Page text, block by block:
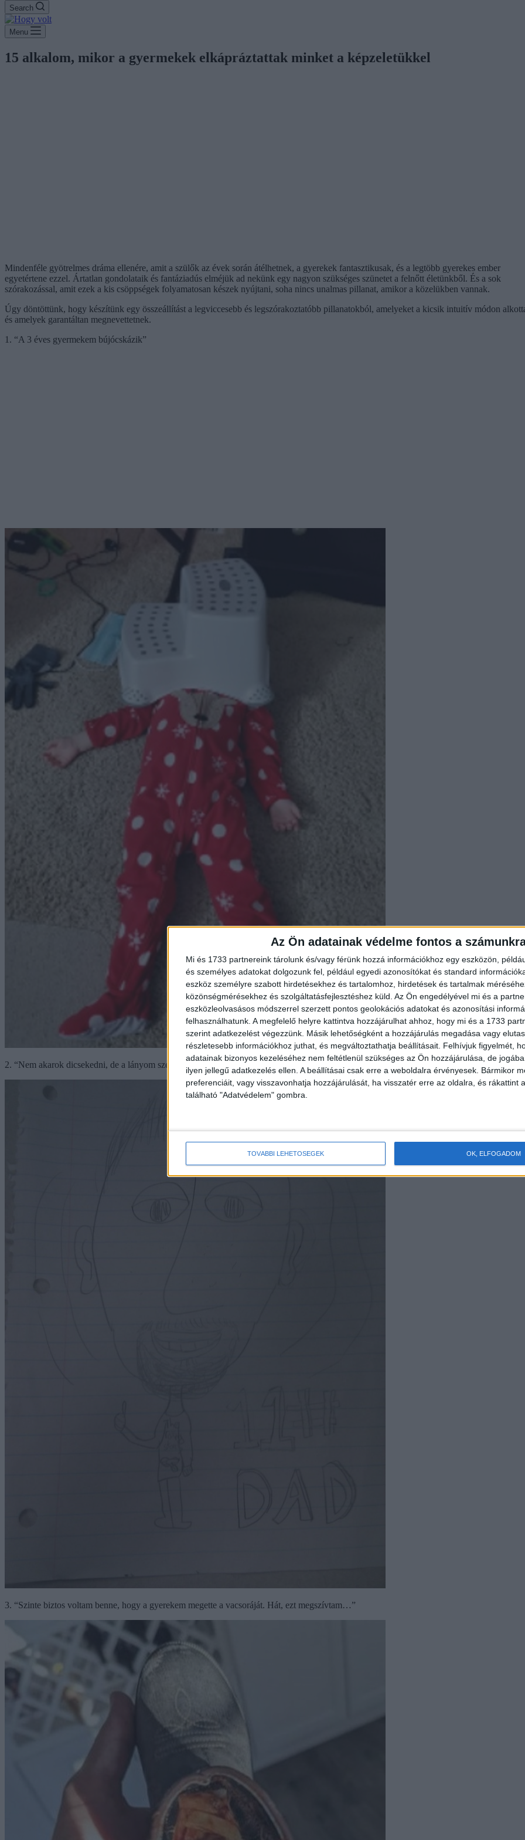
Az Ön adatainak védelme fontos a
Mi és 1733 partnereink tárolunk és/vagy férünk hozzá információkhoz egy eszközön,
és személyes adatokat dolgozunk fel, például egyedi azonosítókat és standard
eszköz személyre szabott hirdetésekhez és tartalomhoz, hirdetések és tartalmak
közönségmérésekhez és szolgáltatásfejlesztéshez küld. Az Ön engedélyével mi és a
eszközleolvasásos módszerrel szerzett pontos geolokációs adatokat és azonosítási
felhasználhatunk. A megfelelő helyre kattintva hozzájárulhat ahhoz, hogy mi és a 1733
szerint adatkezelést végezzünk. Másik lehetőségként a hozzájárulás megadása vagy
részletesebb információkhoz juthat, és megváltoztathatja beállításait. Felhívjuk figyelmét,
adatainak bizonyos kezeléséhez nem feltétlenül szükséges az Ön hozzájárulása, de
ilyen jellegű adatkezelés ellen. A beállításai csak erre a weboldalra érvényesek. Bármikor
preferenciáit, vagy visszavonhatja hozzájárulását, ha visszatér erre az oldalra, és rákattint
található "Adatvédelem" gombra.
TOVÁBBI LEHETŐSÉGEK OK, ELFOGADOM
Search
Menu
15 alkalom, mikor a gyermekek elkápráztattak minket a képzeletükkel
Mindenféle gyötrelmes dráma ellenére, amit a szülők az évek során átélhetnek, a gyerekek fantasztikusak, és a legtöbb gyerekes ember
egyetértene ezzel. Ártatlan gondolataik és fantáziadús elméjük ad nekünk egy nagyon szükséges szünetet a felnőtt életünkből. És a sok
szórakozással, amit ezek a kis csöppségek folyamatosan készek nyújtani, soha nincs unalmas pillanat, amikor a közelükben vannak.
Úgy döntöttünk, hogy készítünk egy összeállítást a legviccesebb és legszórakoztatóbb pillanatokból, amelyeket a kicsik intuitív módon
és amelyek garantáltan megnevettetnek.
1. “A 3 éves gyermekem bújócskázik”
2. “Nem akarok dicsekedni, de a lányom szerint én vagyok a tizenegyedik legjobb apa.”
3. “Szinte biztos voltam benne, hogy a gyerekem megette a vacsoráját. Hát, ezt megszívtam…”